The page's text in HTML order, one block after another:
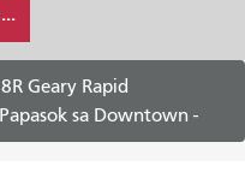
Geary Rapid
sa Downtown -